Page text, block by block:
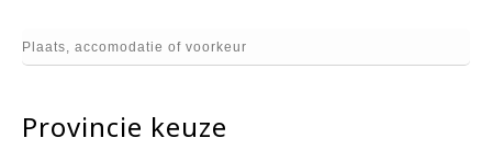
Provincie keuze